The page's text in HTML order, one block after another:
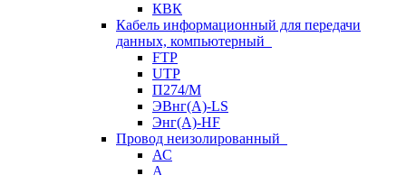
КВК
Кабель информационный для передачи
данных, компьютерный
FTP
UTP
П274/М
ЭВнг(А)-LS
Энг(А)-HF
Провод неизолированный
АС
А